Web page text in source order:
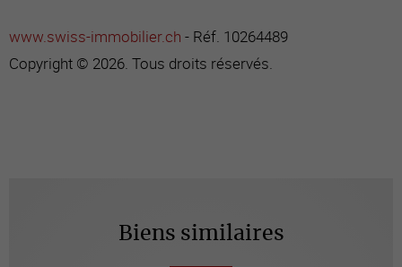
www.swiss-immobilier.ch - Réf. 10264489
Copyright © 2026. Tous droits réservés.
Biens similaires